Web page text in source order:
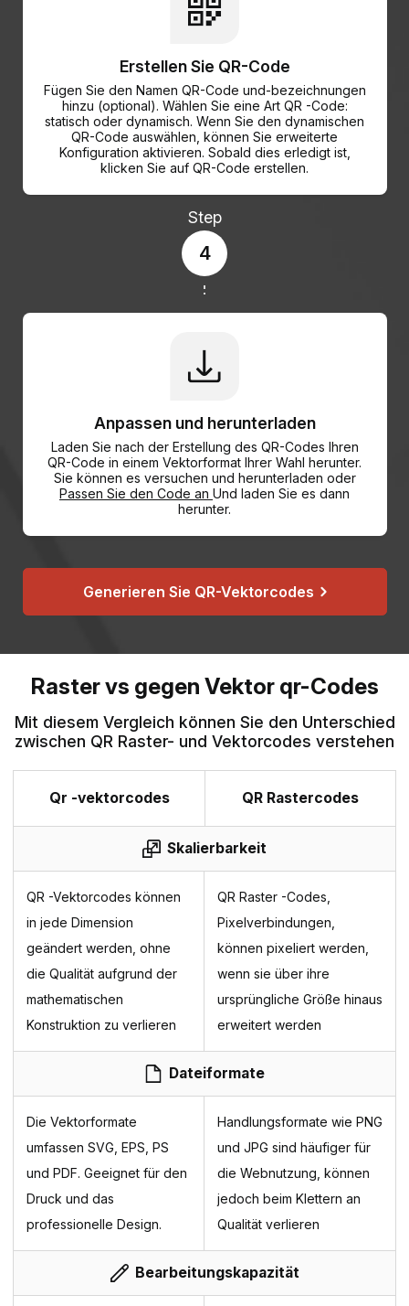
Erstellen Sie QR-Code
Fügen Sie den Namen QR-Code und-bezeichnungen
hinzu (optional). Wählen Sie eine Art QR -Code:
statisch oder dynamisch. Wenn Sie den dynamischen
QR-Code auswählen, können Sie erweiterte
Konfiguration aktivieren. Sobald dies erledigt ist,
klicken Sie auf QR-Code erstellen.
Step
4
Anpassen und herunterladen
Laden Sie nach der Erstellung des QR-Codes Ihren
QR-Code in einem Vektorformat Ihrer Wahl herunter.
Sie können es versuchen und herunterladen oder
Passen Sie den Code an Und laden Sie es dann
herunter.
Generieren Sie QR-Vektorcodes
Raster vs gegen Vektor qr-Codes
Mit diesem Vergleich können Sie den Unterschied
zwischen QR Raster- und Vektorcodes verstehen
Qr -vektorcodes QR Rastercodes
Skalierbarkeit
QR -Vektorcodes können
in jede Dimension
geändert werden, ohne
die Qualität aufgrund der
mathematischen
Konstruktion zu verlieren
QR Raster -Codes,
Pixelverbindungen,
können pixeliert werden,
wenn sie über ihre
ursprüngliche Größe hinaus
erweitert werden
Dateiformate
Die Vektorformate
umfassen SVG, EPS, PS
und PDF. Geeignet für den
Druck und das
professionelle Design.
Handlungsformate wie PNG
und JPG sind häufiger für
die Webnutzung, können
jedoch beim Klettern an
Qualität verlieren
Bearbeitungskapazität